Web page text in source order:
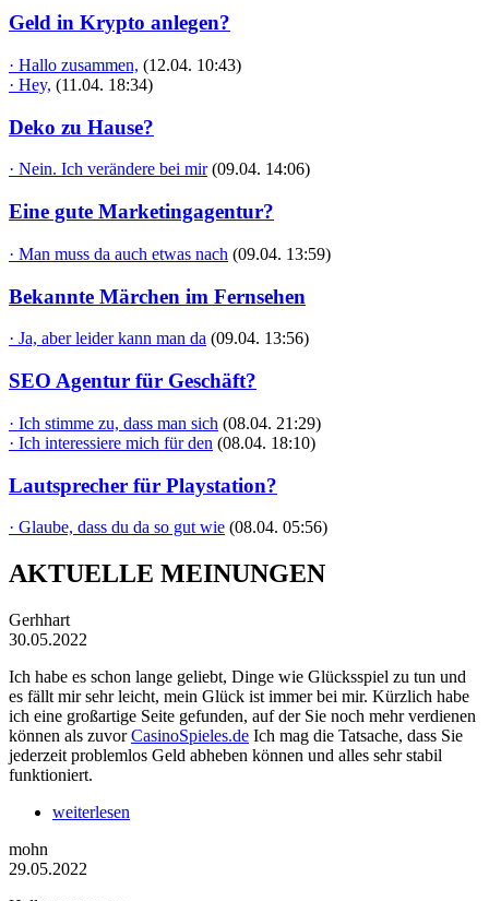
Geld in Krypto anlegen?
· Hallo zusammen, (12.04. 10:43)
· Hey, (11.04. 18:34)
Deko zu Hause?
· Nein. Ich verändere bei mir (09.04. 14:06)
Eine gute Marketingagentur?
· Man muss da auch etwas nach (09.04. 13:59)
Bekannte Märchen im Fernsehen
· Ja, aber leider kann man da (09.04. 13:56)
SEO Agentur für Geschäft?
· Ich stimme zu, dass man sich (08.04. 21:29)
· Ich interessiere mich für den (08.04. 18:10)
Lautsprecher für Playstation?
· Glaube, dass du da so gut wie (08.04. 05:56)
AKTUELLE MEINUNGEN
Gerhhart
30.05.2022
Ich habe es schon lange geliebt, Dinge wie Glücksspiel zu tun und
es fällt mir sehr leicht, mein Glück ist immer bei mir. Kürzlich habe
ich eine großartige Seite gefunden, auf der Sie noch mehr verdienen
können als zuvorCasinoSpieles.de Ich mag die Tatsache, dass Sie
jederzeit problemlos Geld abheben können und alles sehr stabil
funktioniert.
weiterlesen
mohn
29.05.2022